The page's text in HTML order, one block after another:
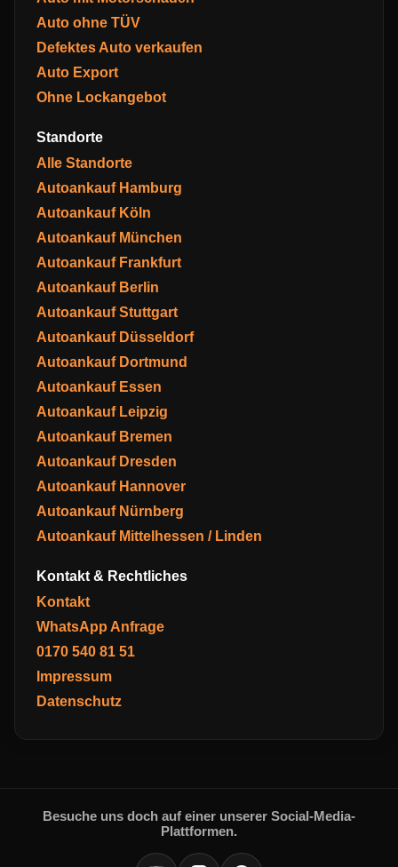
Auto ohne TÜV
Defektes Auto verkaufen
Auto Export
Ohne Lockangebot
Standorte
Alle Standorte
Autoankauf Hamburg
Autoankauf Köln
Autoankauf München
Autoankauf Frankfurt
Autoankauf Berlin
Autoankauf Stuttgart
Autoankauf Düsseldorf
Autoankauf Dortmund
Autoankauf Essen
Autoankauf Leipzig
Autoankauf Bremen
Autoankauf Dresden
Autoankauf Hannover
Autoankauf Nürnberg
Autoankauf Mittelhessen / Linden
Kontakt & Rechtliches
Kontakt
WhatsApp Anfrage
0170 540 81 51
Impressum
Datenschutz
Besuche uns doch auf einer unserer Social-Media-
Plattformen.